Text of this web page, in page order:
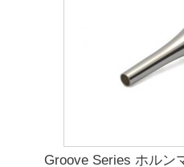
Groove Series ホルン